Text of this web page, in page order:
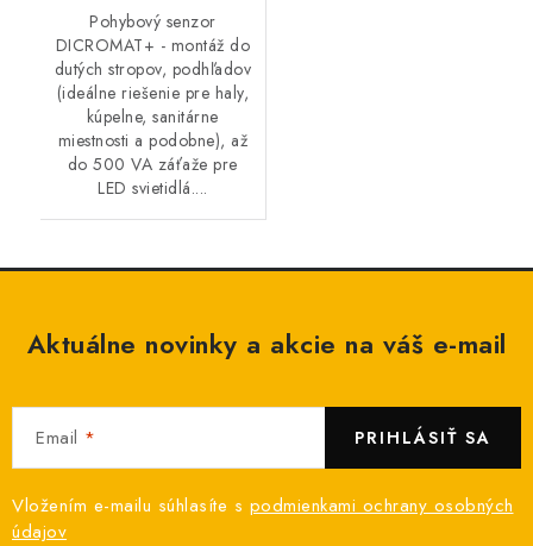
Pohybový senzor
DICROMAT+ - montáž do
dutých stropov, podhľadov
(ideálne riešenie pre haly,
kúpelne, sanitárne
miestnosti a podobne), až
do 500 VA záťaže pre
LED svietidlá....
Aktuálne novinky a akcie na váš e-mail
Email
Vložením e-mailu súhlasíte s podmienkami ochrany osobných
údajov
PRIHLÁSIŤ SA